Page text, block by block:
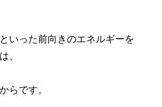
いった前向きのエネルギーを
、
らです。